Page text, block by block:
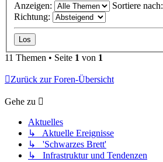
Anzeigen:
Sortiere nach:
Richtung:
11 Themen • Seite 1 von 1
Zurück zur Foren-Übersicht
Gehe zu
Aktuelles
↳ Aktuelle Ereignisse
↳ 'Schwarzes Brett'
↳ Infrastruktur und Tendenzen